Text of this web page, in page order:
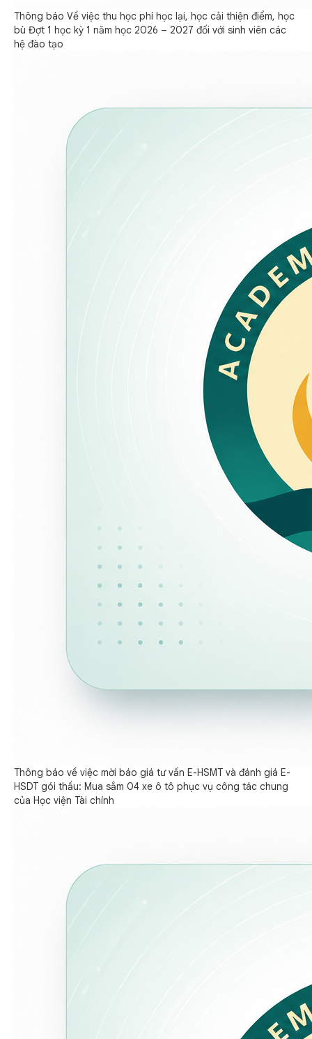
Thông báo Về việc thu học phí học lại, học cải thiện điểm, học
bù Đợt 1 học kỳ 1 năm học 2026 – 2027 đối với sinh viên các
hệ đào tạo
Thông báo về việc mời báo giá tư vấn E-HSMT và đánh giá E-
HSDT gói thầu: Mua sắm 04 xe ô tô phục vụ công tác chung
của Học viện Tài chính